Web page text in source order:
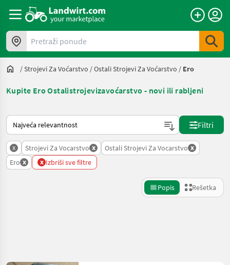
Pretraži ponude
/Strojevi Za Voćarstvo /Ostali Strojevi Za Voćarstvo / Ero
Kupite Ero Ostalistrojevizavoćarstvo - novi ili rabljeni
Tako se sortira na Landwirt.com
Filtri
x Strojevi Za Vocarstvo x Ostali Strojevi Za Vocarstvo x
Ero x x Izbriši sve filtre
Popis Rešetka